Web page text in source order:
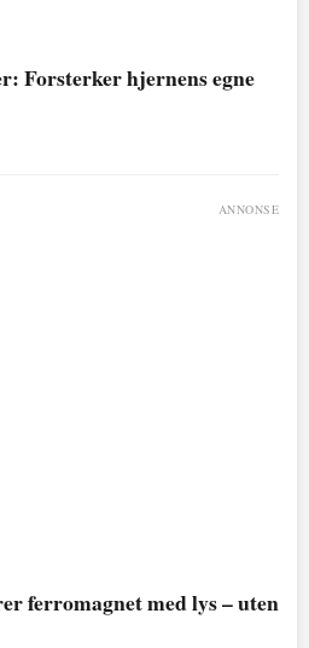
Forsterker hjernens egne
ANNONSE
ferromagnet med lys – uten